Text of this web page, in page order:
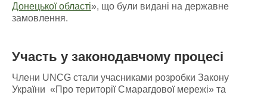
Донецької області», що були видані на державне
замовлення.
Участь у законодавчому процесі
Члени UNCG стали учасниками розробки Закону
України «Про території Смарагдової мережі» та